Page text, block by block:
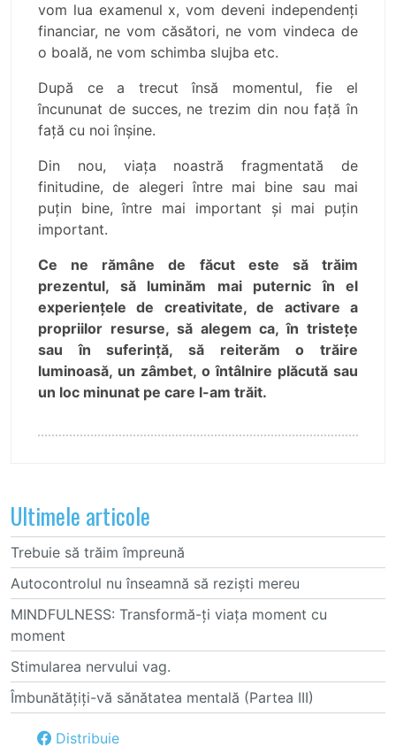
vom lua examenul x, vom deveni independenţi
financiar, ne vom căsători, ne vom vindeca de
o boală, ne vom schimba slujba etc.
După ce a trecut însă momentul, fie el
încununat de succes, ne trezim din nou faţă în
faţă cu noi înşine.
Din nou, viaţa noastră fragmentată de
finitudine, de alegeri între mai bine sau mai
puţin bine, între mai important şi mai puţin
important.
Ce ne rămâne de făcut este să trăim
prezentul, să luminăm mai puternic în el
experienţele de creativitate, de activare a
propriilor resurse, să alegem ca, în tristeţe
sau în suferinţă, să reiterăm o trăire
luminoasă, un zâmbet, o întâlnire plăcută sau
un loc minunat pe care l-am trăit.
Ultimele articole
Trebuie să trăim împreună
Autocontrolul nu înseamnă să reziști mereu
MINDFULNESS: Transformă-ți viața moment cu
moment
Stimularea nervului vag.
Îmbunătățiți-vă sănătatea mentală (Partea III)
Distribuie